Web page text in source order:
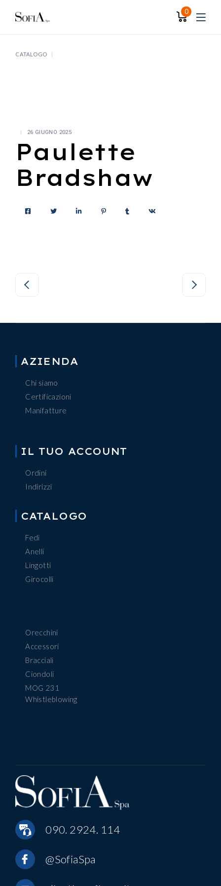
0
CATALOGO
26 GIUGNO 2025
Paulette
Bradshaw
AZIENDA
Chi siamo
Certificazioni
Manifatture
IL TUO ACCOUNT
Ordini
Indirizzi
CATALOGO
Fedi
Anelli
Lingotti
Girocolli
Orecchini
Accessori
Bracciali
Ciondoli
MOG 231
Whistleblowing
090. 2924. 114
@SofiaSpa